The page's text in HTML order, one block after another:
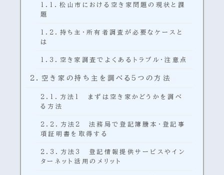
松山市における空き家問題の現状と課
題
持ち主・所有者調査が必要なケースと
は
空き家調査でよくあるトラブル・注意点
空き家の持ち主を調べる5つの方法
方法1 まずは空き家かどうかを調べ
る方法
方法2 法務局で登記簿謄本・登記事
項証明書を取得する
方法3 登記情報提供サービスやイン
ターネット活用のメリット